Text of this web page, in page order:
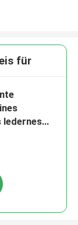
für